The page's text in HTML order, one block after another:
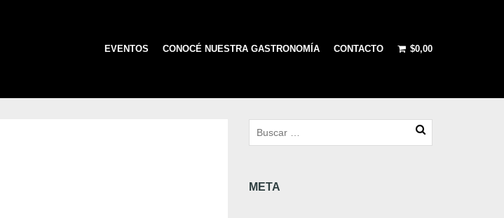
EVENTOS CONOCÉ NUESTRA GASTRONOMÍA CONTACTO $0,00
META